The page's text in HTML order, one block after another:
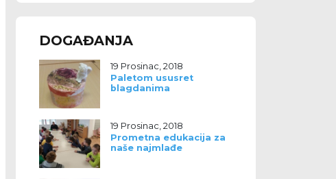
DOGAĐANJA
19 Prosinac, 2018
Paletom ususret
blagdanima
19 Prosinac, 2018
Prometna edukacija za
naše najmlađe